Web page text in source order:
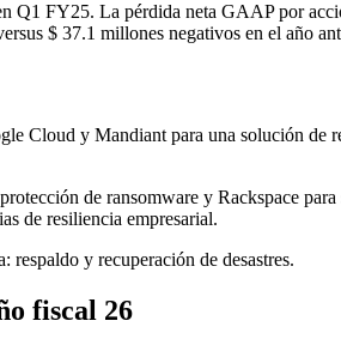
FY25. La pérdida neta GAAP por
$ 37.1 millones negativos en el año
Cloud y Mandiant para una solución de
de ransomware y Rackspace
de resiliencia empresarial.
respaldo y recuperación de desastres.
fiscal 26